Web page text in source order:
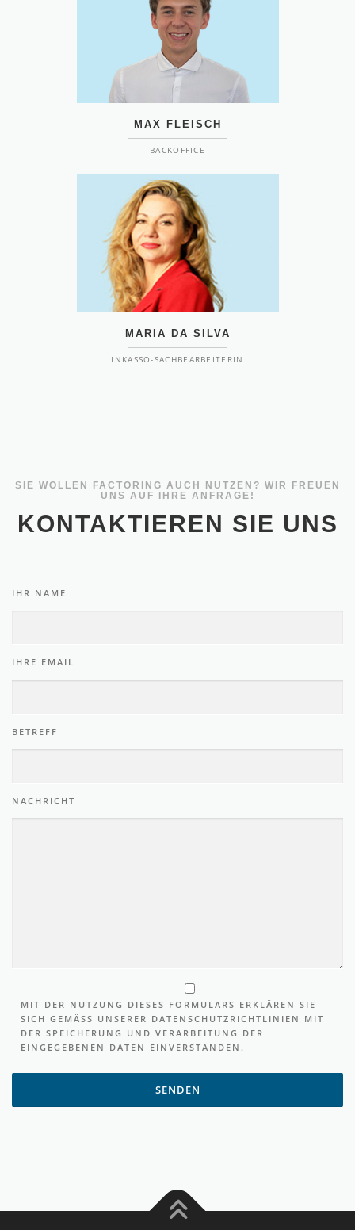
MAX FLEISCH
BACKOFFICE
MARIA DA SILVA
INKASSO-SACHBEARBEITERIN
SIE WOLLEN FACTORING AUCH NUTZEN? WIR FREUEN
UNS AUF IHRE ANFRAGE!
KONTAKTIEREN SIE UNS
IHR NAME
IHRE EMAIL
BETREFF
NACHRICHT
MIT DER NUTZUNG DIESES FORMULARS ERKLÄREN SIE
SICH GEMÄSS UNSERER DATENSCHUTZRICHTLINIEN MIT
DER SPEICHERUNG UND VERARBEITUNG DER
EINGEGEBENEN DATEN EINVERSTANDEN.